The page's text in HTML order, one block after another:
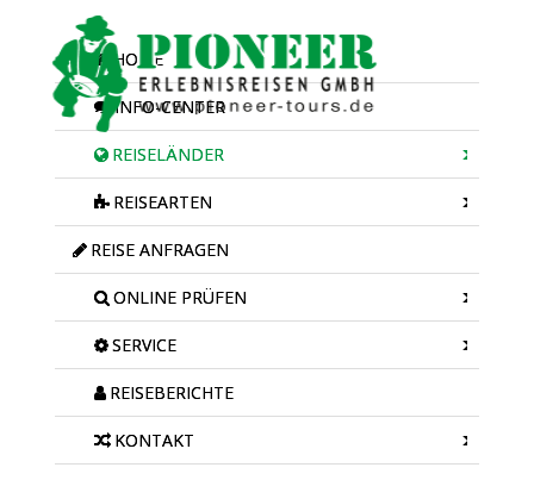
HOME
INFO-CENTER
REISELÄNDER
REISEARTEN
REISE ANFRAGEN
ONLINE PRÜFEN
SERVICE
REISEBERICHTE
KONTAKT